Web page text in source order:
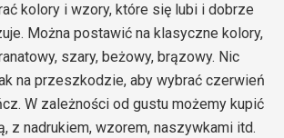
kolory i wzory, które się lubi i dobrze
Można postawić na klasyczne kolory,
szary, beżowy, brązowy. Nic
na przeszkodzie, aby wybrać czerwień
W zależności od gustu możemy kupić
z nadrukiem, wzorem, naszywkami itd.